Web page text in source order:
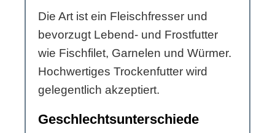
Die Art ist ein Fleischfresser und
bevorzugt Lebend- und Frostfutter
wie Fischfilet, Garnelen und Würmer.
Hochwertiges Trockenfutter wird
gelegentlich akzeptiert.
Geschlechtsunterschiede